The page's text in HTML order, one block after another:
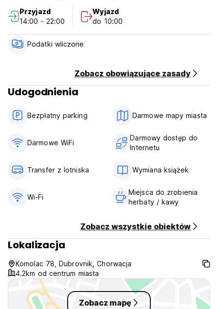
Zakwaterowanie składa się z prywatnych pokoi
(dwuosobowych/trzyosobowych), prywatnych lub
wspólnych łazienek oraz w pełni wyposażonej kuchni z
balkonem na piętrze. Każdy pokój wyposażony jest w łóżko
Nie akceptujemy kart kredytowych.
original language)
Przyjazd
14:00 - 22:00
Wyjazd
do 10:00
Podatki wliczone
Zobacz obowiązujące zasady
Udogodnienia
Bezpłatny parking Darmowe mapy miasta
Darmowe WiFi
Darmowy dostęp do
Internetu
Transfer z lotniska Wymiana książek
Wi-Fi
Miejsca do zrobienia
herbaty / kawy
Zobacz wszystkie obiektów
Lokalizacja
Komolac 78, Dubrovnik, Chorwacja
4.2km od centrum miasta
Zobacz mapę